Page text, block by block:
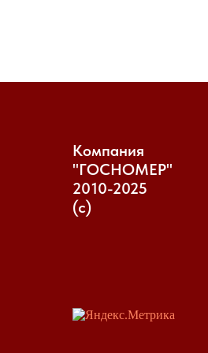
Компания
"ГОСНОМЕР"
2010-2025
(с)